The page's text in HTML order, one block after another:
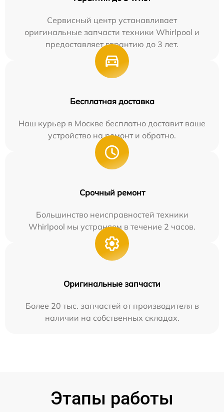
Сервисный центр устанавливает
оригинальные запчасти техники Whirlpool и
предоставляет гарантию до 3 лет.
Бесплатная доставка
Наш курьер в Москве бесплатно доставит ваше
устройство на ремонт и обратно.
Срочный ремонт
Большинство неисправностей техники
Whirlpool мы устраняем в течение 2 часов.
Оригинальные запчасти
Более 20 тыс. запчастей от производителя в
наличии на собственных складах.
Этапы работы